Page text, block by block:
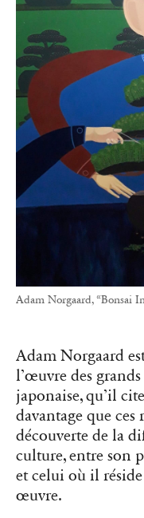
Adam Norgaard, “Bonsai
Adam Norgaard
l’œuvre des
japonaise, qu’il
davantage que ces
découverte de la
culture, entre son
et celui où il
œuvre.